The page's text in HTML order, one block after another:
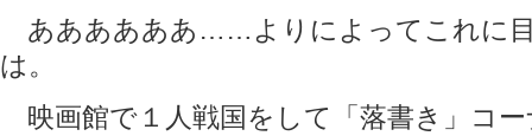
ああああああ……よりによってこれに
は。
映画館で１人戦国をして「落書き」コ